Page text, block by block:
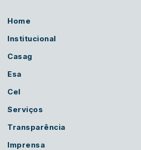
Home
Institucional
Casag
Esa
Cel
Serviços
Transparência
Imprensa